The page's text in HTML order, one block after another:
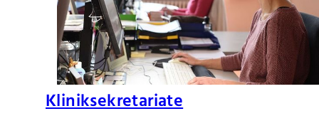
Kliniksekretariate